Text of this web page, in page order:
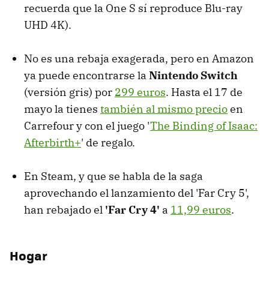
recuerda que la One S sí reproduce Blu-ray
UHD 4K).
No es una rebaja exagerada, pero en Amazon
ya puede encontrarse la Nintendo Switch
(versión gris) por 299 euros. Hasta el 17 de
mayo la tienes también al mismo precioen
Carrefour y con el juego 'The Binding of Isaac:
Afterbirth+' de regalo.
En Steam, y que se habla de la saga
aprovechando el lanzamiento del 'Far Cry 5',
han rebajado el 'Far Cry 4' a 11,99 euros.
Hogar